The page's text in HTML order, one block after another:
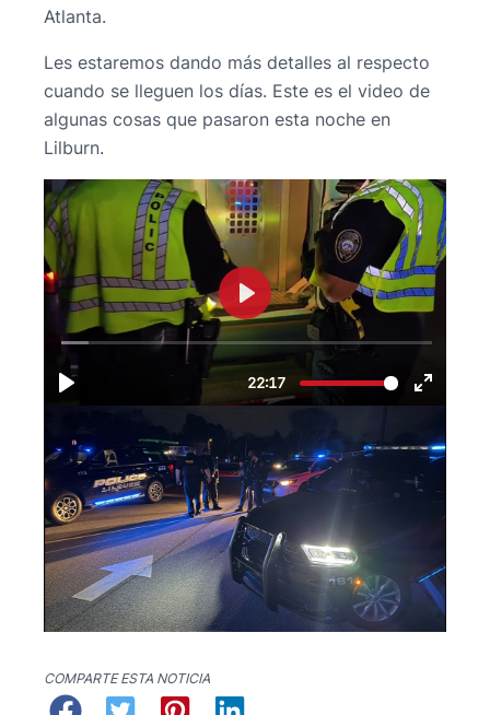
Atlanta.
Les estaremos dando más detalles al respecto
cuando se lleguen los días. Este es el video de
algunas cosas que pasaron esta noche en
Lilburn.
COMPARTE ESTA NOTICIA